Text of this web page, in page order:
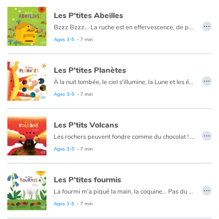
Les P'tites Abeilles
Bzzz Bzzz… La ruche est en effervescence, de petits œufs viennent d’éclore ! Il faut les nourrir ! Avec quoi ? Du miel et du pollen bien sûr ! Bien nourries, les larves grandissent en sécurité dans leurs alvéoles. Devenues abeilles, elles déploient leurs ailes et se mettent au travail : ouvrières, gardiennes, butineuses… elles n’ont pas le temps de s’ennuyer ! Ce n’est qu’aux premiers froids que la ruche interrompt son activité et s’endort… jusqu’au prochain printemps ! Un voyage au cœur de la ruche pour les tout-petits.
Ages 3-5 - 7 min
…
Les P'tites Planètes
À la nuit tombée, le ciel s'illumine, la Lune et les étoiles scintillent. Les p'tites planètes ne sont pas en reste, elles continuent leur ronde autour du Soleil, chacune à son rythme, sa couleur, sa particularité !
Ages 3-5 - 7 min
…
Les P'tits Volcans
Les rochers peuvent fondre comme du chocolat ! Pas dans nos casseroles, mais à des températures extrêmes sous l’écorce terrestre. Sous l’effet de la pression, elles remontent dans une cheminée et c’est l’éruption. Écoulement lent d’une lave épaisse ou explosion de fumées et cailloux, c’est une phénomène destructeur s’il se passe dans une zone habitée. Fort heureusement, certains volcans dorment tranquillement comme ceux de notre bonne vieille Auvergne...
Ages 3-5 - 7 min
…
Les P'tites fourmis
La fourmi m’a piqué la main, la coquine… Pas du tout ! Les fourmis sont des insectes extraordinaires ! Dans la fourmilière, la vie ne s’arrête jamais : naissances, transformations, récoltes, nettoyages… Chaque fourmi joue un rôle et celui-ci pourra évoluer : les ouvrières-nourrices deviennent des bâtisseuses, des éleveuses de pucerons, des guerrières face aux prédateurs… La reine reproductrice fondera un nouveau nid ! Toute une organisation pour le bien de la colonie entière…Un album à destination des plus jeunes pour découvrir la vie fascinante de ces petites bêtes !
Ages 3-5 - 7 min
…